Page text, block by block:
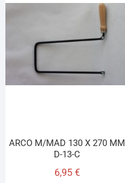
ARCO M/MAD 130 X 270 MM
D-13-C
6,95 €